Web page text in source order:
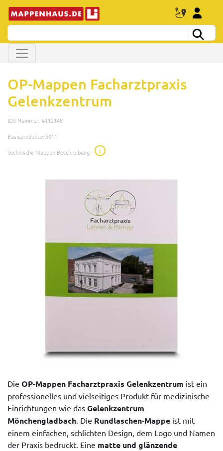
OP-Mappen Facharztpraxis
Gelenkzentrum
IDS Nummer: #112148
Basisprodukte: 5011
Technische Mappen Beschreibung
i
Die OP-Mappen Facharztpraxis Gelenkzentrum ist ein
professionelles und vielseitiges Produkt für medizinische
Einrichtungen wie das Gelenkzentrum
Mönchengladbach . Die Rundlaschen-Mappe ist mit
einem einfachen, schlichten Design, dem Logo und Namen
der Praxis bedruckt. Eine matte und glänzende